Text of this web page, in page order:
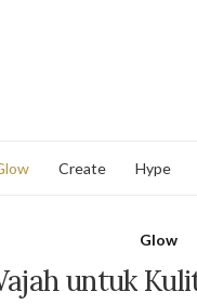
Create Hype
Glow
untuk